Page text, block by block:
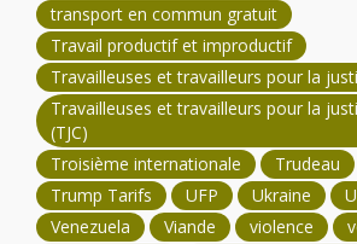
transport en commun gratuit
Travail productif et improductif
Travailleuses et travailleurs pour la
Travailleuses et travailleurs pour la
(TJC)
Troisième internationale
Trudeau
Trump Tarifs
UFP Ukraine
Venezuela
Viande violence